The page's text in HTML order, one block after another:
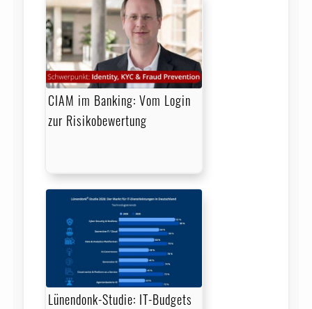
CIAM im Banking: Vom Login
zur Risikobewertung
Lünendonk-Studie: IT-Budgets